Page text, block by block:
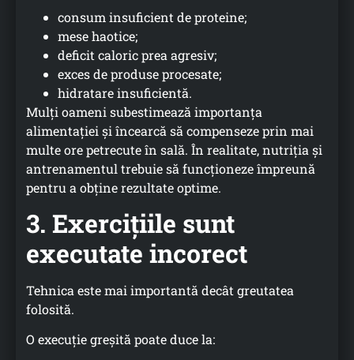
consum insuficient de proteine;
mese haotice;
deficit caloric prea agresiv;
exces de produse procesate;
hidratare insuficientă.
Mulți oameni subestimează importanța
alimentației și încearcă să compenseze prin mai
multe ore petrecute în sală. În realitate, nutriția și
antrenamentul trebuie să funcționeze împreună
pentru a obține rezultate optime.
3. Exercițiile sunt
executate incorect
Tehnica este mai importantă decât greutatea
folosită.
O execuție greșită poate duce la: